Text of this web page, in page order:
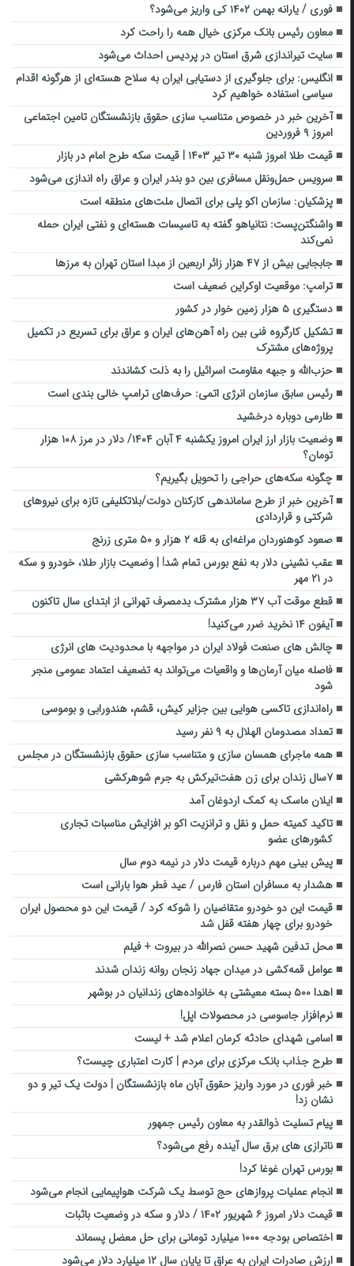
فوری / یارانه بهمن ۱۴۰۲ کی واریز می‌شود؟
معاون رئیس بانک مرکزی خیال همه را راحت کرد
سایت تیراندازی شرق استان در پردیس احداث می‌شود
انگلیس: برای جلوگیری از دستیابی ایران به سلاح هسته‌ای از هرگونه اقدام
سیاسی استفاده خواهیم کرد
آخرین خبر در خصوص متناسب سازی حقوق بازنشستگان تامین اجتماعی
امروز ۹ فروردین
قیمت طلا امروز شنبه ۳۰ تیر ۱۴۰۳ | قیمت سکه طرح امام در بازار
سرویس حمل‌ونقل مسافری بین دو بندر ایران و عراق راه اندازی می‌شود
پزشکیان: سازمان اکو پلی برای اتصال ملت‌های منطقه است
واشنگتن‌پست: نتانیاهو گفته به تاسیسات هسته‌ای و نفتی ایران حمله
نمی‌کند
جابجایی بیش از ۴۷ هزار زائر اربعین از مبدا استان تهران به مرزها
ترامپ: موقعیت اوکراین ضعیف است
دستگیری ‌۵ هزار زمین‌ خوار در کشور
تشکیل کارگروه فنی بین راه آهن‌های ایران و عراق برای تسریع در تکمیل
پروژه‌های مشترک
‌‌حزب‌الله و جبهه مقاومت اسرائیل را به ذلت ‌کشاندند
رئیس سابق سازمان انرژی اتمی: حرف‌های ترامپ خالی بندی است
طارمی دوباره درخشید
وضعیت بازار ارز ایران امروز یکشنبه ۴ آبان ۱۴۰۴/ دلار در مرز ۱۰۸ هزار
تومان؟
چگونه سکه‌های حراجی را تحویل بگیریم؟
آخرین خبر از طرح ساماندهی کارکنان دولت/بلاتکلیفی تازه برای نیرو‌های
شرکتی و قراردادی
صعود کوهنوردان مراغه‌ای به قله ۲ هزار و ۵۰ متری زرنج‌
عقب نشینی دلار به نفع بورس تمام شد! | وضعیت بازار طلا، خودرو و سکه
در ۲۱ مهر
قطع موقت آب ۳۷ هزار مشترک بدمصرف تهرانی از ابتدای سال تاکنون
آیفون ۱۴ نخرید ضرر می‌‌کنید!
چالش‌ های صنعت فولاد ایران در مواجهه با محدودیت‌ های انرژی
فاصله میان آرمان‌ها و واقعیات می‌تواند به تضعیف اعتماد عمومی منجر
شود
راه‌اندازی تاکسی هوایی بین جزایر کیش، قشم، هندورابی و بوموسی
تعداد مصدومان الهلال به ۹ نفر رسید
همه ماجرای همسان سازی و متناسب سازی حقوق بازنشستگان در مجلس
۷سال زندان برای زن‌ هفت‌تیرکش به جرم شوهرکشی
ایلان ماسک به کمک اردوغان آمد
تاکید کمیته حمل و نقل و ترانزیت اکو بر افزایش مناسبات تجاری
کشور‌های عضو
پیش بینی مهم درباره قیمت دلار در نیمه دوم سال
هشدار به مسافران استان فارس / عید فطر هوا بارانی است
قیمت این دو خودرو متقاضیان را شوکه کرد / قیمت این دو محصول ایران
خودرو برای چهار هفته قفل شد
محل تدفین شهید حسن نصرالله در بیروت + فیلم
عوامل قمه‌کشی در میدان جهاد زنجان روانه زندان شدند
اهدا ۵۰۰ بسته معیشتی به خانواده‌های زندانیان در بوشهر
نرم‌افزار جاسوسی در محصولات اپل!
اسامی شهدای حادثه کرمان اعلام شد + لیست
طرح جذاب بانک مرکزی برای مردم | کارت اعتباری چیست؟
خبر فوری در مورد واریز حقوق آبان ماه بازنشستگان | دولت یک تیر و دو
نشان زد!
پیام تسلیت ذوالقدر به معاون رئیس جمهور
ناترازی های برق سال آینده رفع می‌شود؟
بورس تهران غوغا کرد!
انجام عملیات پروازهای حج توسط یک شرکت هواپیمایی انجام می‌شود
قیمت دلار امروز ۶ شهریور ۱۴۰۲ / دلار و سکه در وضعیت باثبات
اختصاص بودجه ۱۰۰۰ میلیارد تومانی برای حل معضل پسماند
ارزش صادرات ایران به عراق تا پایان سال ۱۲ میلیارد دلار می‌شود